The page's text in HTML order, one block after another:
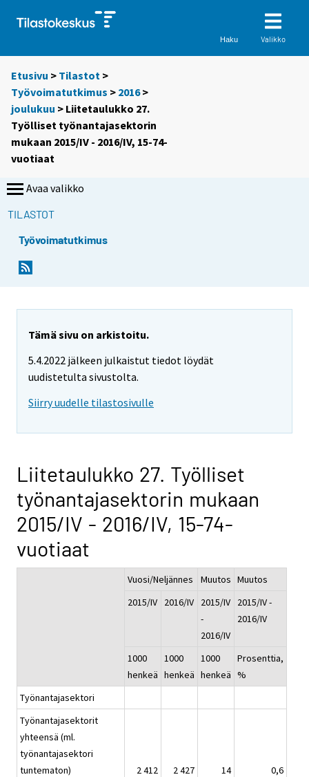
Haku Valikko
Etusivu > Tilastot >
Työvoimatutkimus > 2016>
joulukuu > Liitetaulukko 27.
Työlliset työnantajasektorin
mukaan 2015/IV - 2016/IV, 15-74-
vuotiaat
Avaa valikko
TILASTOT
Työvoimatutkimus
Tämä sivu on arkistoitu.
5.4.2022 jälkeen julkaistut tiedot löydät
uudistetulta sivustolta.
Siirry uudelle tilastosivulle
Liitetaulukko 27. Työlliset
työnantajasektorin mukaan
2015/IV - 2016/IV, 15-74-
vuotiaat
Vuosi/Neljännes Muutos Muutos
2015/IV
2016/IV
2015/IV
-
2016/IV
2015/IV -
2016/IV
1000
henkeä
1000
henkeä
1000
henkeä
Prosenttia,
%
Työnantajasektori
Työnantajasektorit
yhteensä (ml.
työnantajasektori
tuntematon)
2 412 2 427 14
0,6